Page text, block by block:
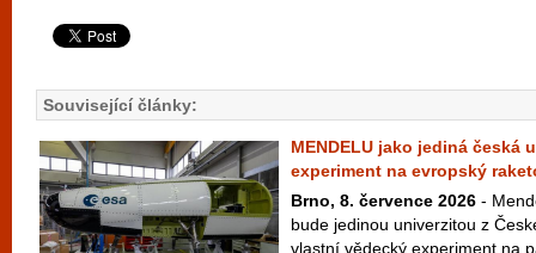
Související články:
MENDELU jako jediná česká
experiment na evropský
Brno, 8. července 2026 -
bude jedinou univerzitou z
vlastní vědecký experiment na